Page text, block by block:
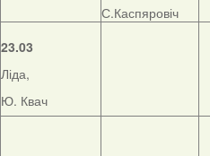
С.Каспяровіч
23.03
Ліда,
Ю. Квач